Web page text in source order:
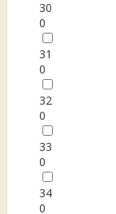
30
0
31
0
32
0
33
0
34
0